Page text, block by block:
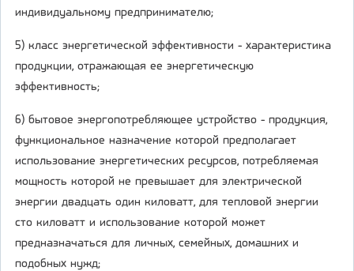
индивидуальному предпринимателю;
5) класс энергетической эффективности - характеристика
продукции, отражающая ее энергетическую
эффективность;
6) бытовое энергопотребляющее устройство - продукция,
функциональное назначение которой предполагает
использование энергетических ресурсов, потребляемая
мощность которой не превышает для электрической
энергии двадцать один киловатт, для тепловой энергии
сто киловатт и использование которой может
предназначаться для личных, семейных, домашних и
подобных нужд;